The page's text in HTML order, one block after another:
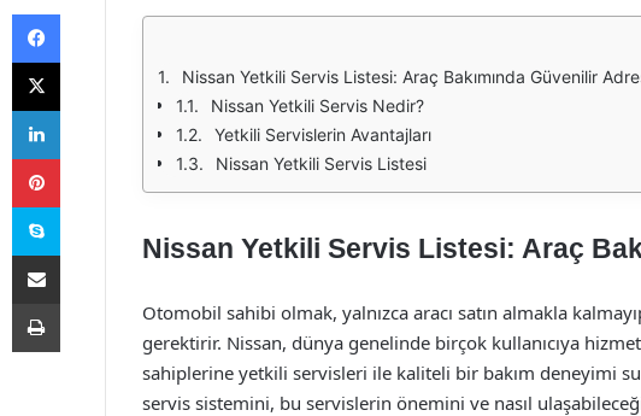
Nissan Yetkili Servis Listesi: Araç Bakımında Güvenilir
Nissan Yetkili Servis Nedir?
Yetkili Servislerin Avantajları
Nissan Yetkili Servis Listesi
Nissan Yetkili Servis Listesi: Araç
Otomobil sahibi olmak, yalnızca aracı satın almakla
gerektirir. Nissan, dünya genelinde birçok kullanıcıya
sahiplerine yetkili servisleri ile kaliteli bir bakım deneyimi
servis sistemini, bu servislerin önemini ve nasıl
Facebook
X
LinkedIn
Pinterest
Skype
E-Posta ile paylaş